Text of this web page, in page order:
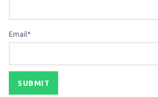
Email*